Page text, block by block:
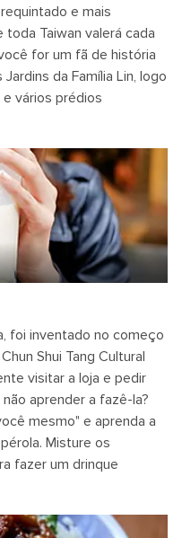
e mais
Taiwan valerá cada
for um fã de história
da Família Lin, logo
vários prédios
foi inventado no começo
Shui Tang Cultural
visitar a loja e pedir
aprender a fazê-la?
mesmo" e aprenda a
Misture os
fazer um drinque